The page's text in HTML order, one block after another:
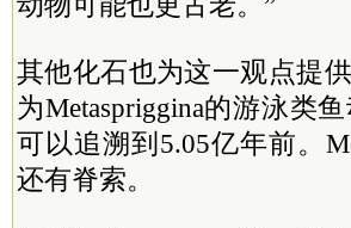
其他化石也为这一观点提
为Metaspriggina的游泳类
可以追溯到5.05亿年前。
还有脊索。